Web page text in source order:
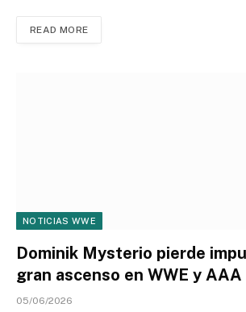
READ MORE
NOTICIAS WWE
Dominik Mysterio pierde
gran ascenso en WWE y AAA
05/06/2026